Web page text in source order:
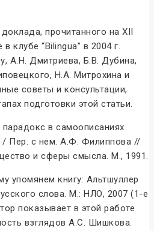
прочитанного на XII
клубе “Bilingua” в 2004 г.
А.Н. Дмитриева, Б.В. Дубина,
Н.А. Митрохина и
советы и консультации,
подготовки этой статьи.
в самоописаниях
/ Пер. с нем. А.Ф. Филиппова //
и сферы смысла. М., 1991.
упомянем книгу: Альтшуллер
слова. М.: НЛО, 2007 (1-е
показывает в этой работе
взглядов А.С. Шишкова.